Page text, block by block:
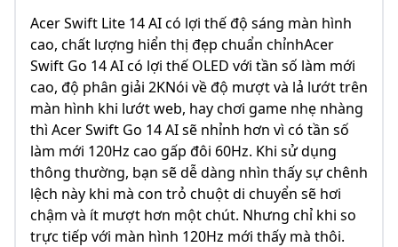
Acer Swift Lite 14 AI có lợi thế độ sáng màn hình
cao, chất lượng hiển thị đẹp chuẩn chỉnhAcer
Swift Go 14 AI có lợi thế OLED với tần số làm mới
cao, độ phân giải 2KNói về độ mượt và lả lướt trên
màn hình khi lướt web, hay chơi game nhẹ nhàng
thì Acer Swift Go 14 AI sẽ nhỉnh hơn vì có tần số
làm mới 120Hz cao gấp đôi 60Hz. Khi sử dụng
thông thường, bạn sẽ dễ dàng nhìn thấy sự chênh
lệch này khi mà con trỏ chuột di chuyển sẽ hơi
chậm và ít mượt hơn một chút. Nhưng chỉ khi so
trực tiếp với màn hình 120Hz mới thấy mà thôi.